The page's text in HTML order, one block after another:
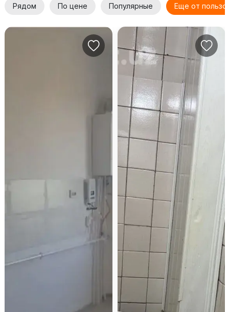
Рядом По цене Популярные Еще от